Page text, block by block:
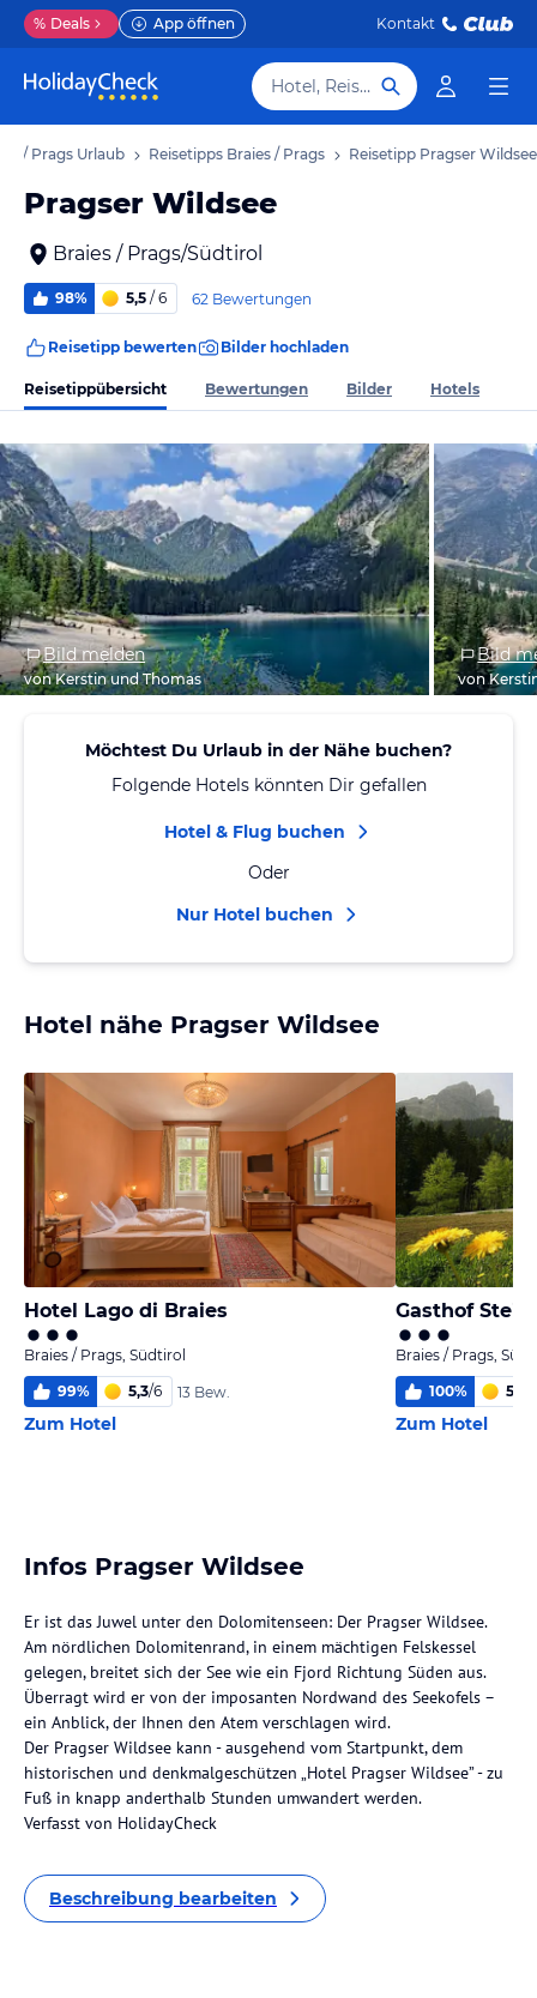
% Deals App öffnen Kontakt
Hotel, Reiseziel
/ Prags Urlaub Reisetipps Braies / Prags Reisetipp Pragser Wildsee
Pragser Wildsee
Braies / Prags/Südtirol
98% 5,5 / 6 62 Bewertungen
Reisetipp bewerten Bilder hochladen
Reisetippübersicht Bewertungen Bilder Hotels
Bild melden
von Kerstin und Thomas
Bild
von
Möchtest Du Urlaub in der Nähe buchen?
Folgende Hotels könnten Dir gefallen
Hotel & Flug buchen
Oder
Nur Hotel buchen
Hotel nähe Pragser Wildsee
Hotel Lago di Braies
Braies / Prags, Südtirol
99% 5,3/6 13 Bew.
Zum Hotel
Gasthof
Braies / Prags,
100% 5,4
Zum Hotel
Infos Pragser Wildsee
Er ist das Juwel unter den Dolomitenseen: Der Pragser Wildsee.
Am nördlichen Dolomitenrand, in einem mächtigen Felskessel
gelegen, breitet sich der See wie ein Fjord Richtung Süden aus.
Überragt wird er von der imposanten Nordwand des Seekofels –
ein Anblick, der Ihnen den Atem verschlagen wird.
Der Pragser Wildsee kann - ausgehend vom Startpunkt, dem
historischen und denkmalgeschützen „Hotel Pragser Wildsee” - zu
Fuß in knapp anderthalb Stunden umwandert werden.
Verfasst von HolidayCheck
Beschreibung bearbeiten